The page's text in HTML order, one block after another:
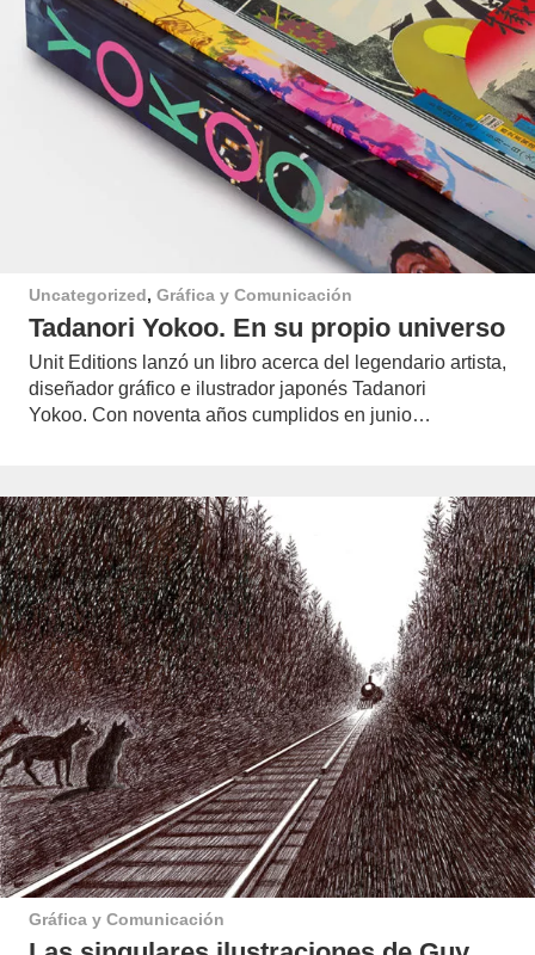
Uncategorized, Gráfica y Comunicación
Tadanori Yokoo. En su propio universo
Unit Editions lanzó un libro acerca del legendario artista,
diseñador gráfico e ilustrador japonés Tadanori
Yokoo. Con noventa años cumplidos en junio…
Gráfica y Comunicación